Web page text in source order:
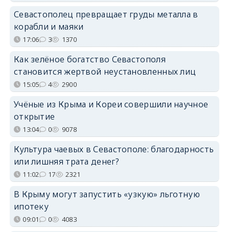
Севастополец превращает груды металла в
корабли и маяки
17:06 3 1370
Как зелёное богатство Севастополя
становится жертвой неустановленных лиц
15:05 4 2900
Учёные из Крыма и Кореи совершили научное
открытие
13:04 0 9078
Культура чаевых в Севастополе: благодарность
или лишняя трата денег?
11:02 17 2321
В Крыму могут запустить «узкую» льготную
ипотеку
09:01 0 4083